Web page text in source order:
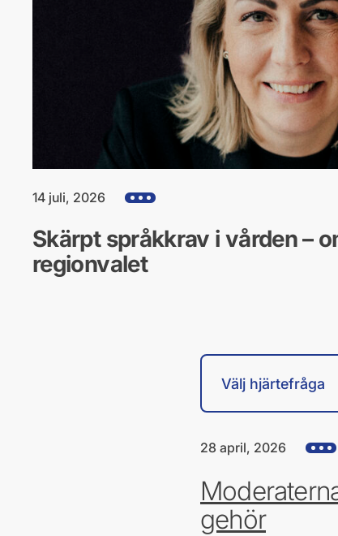
14 juli, 2026 Visa alla hjärtefrågor
Skärpt språkkrav i vården –
regionvalet
Filtrera efter hjärtefråga
28 april, 2026 Visa
gehör